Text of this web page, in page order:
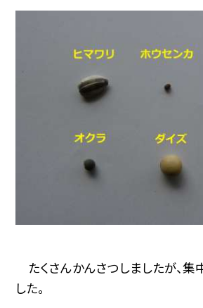
たくさんかんさつしましたが、集
した。